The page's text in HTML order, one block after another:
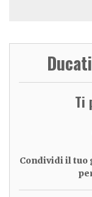
Ti
Condividi il tuo